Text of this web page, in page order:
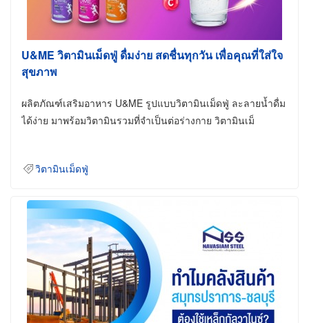
U&ME วิตามินเม็ดฟู่ ดื่มง่าย สดชื่นทุกวัน เพื่อคุณที่ใส่ใจ
สุขภาพ
ผลิตภัณฑ์เสริมอาหาร U&ME รูปแบบวิตามินเม็ดฟู่ ละลายน้ำดื่ม
ได้ง่าย มาพร้อมวิตามินรวมที่จำเป็นต่อร่างกาย วิตามินเม็
วิตามินเม็ดฟู่